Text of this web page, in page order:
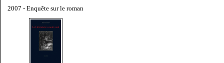
2007 - Enquête sur le roman